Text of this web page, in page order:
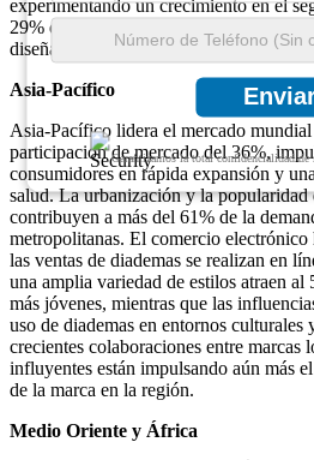
Garantizamos la total confidencialidad de
experimentando un crecimiento en el
29% de los compradores que buscan
diseñador.
Asia-Pacífico
Asia-Pacífico lidera el mercado mundial
participación de mercado del 36%,
consumidores en rápida expansión y
salud. La urbanización y la popularidad
contribuyen a más del 61% de la
metropolitanas. El comercio electrónico
las ventas de diademas se realizan en
una amplia variedad de estilos atraen al
más jóvenes, mientras que las
uso de diademas en entornos culturales
crecientes colaboraciones entre marcas
influyentes están impulsando aún más
de la marca en la región.
Medio Oriente y África